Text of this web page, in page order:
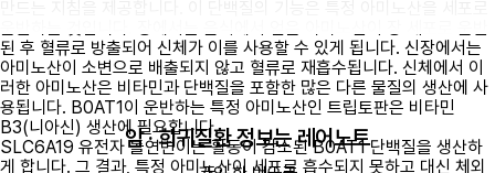
된 후 혈류로 방출되어 신체가 이를 사용할 수 있게 됩니다. 신장에서는
아미노산이 소변으로 배출되지 않고 혈류로 재흡수됩니다. 신체에서 이
러한 아미노산은 비타민과 단백질을 포함한 많은 다른 물질의 생산에 사
용됩니다. B0AT1이 운반하는 특정 아미노산인 트립토판은 비타민
B3(니아신) 생산에 필요합니다.
SLC6A19 유전자 돌연변이는 활동이 감소된 B0AT1 단백질을 생산하
게 합니다. 그 결과, 특정 아미노산이 세포로 흡수되지 못하고 대신 체외
암 · 희귀질환 정보는 레어노트